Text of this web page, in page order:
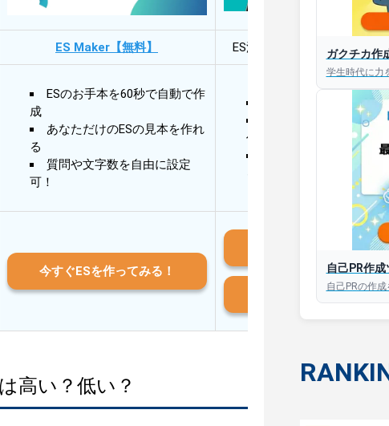
ES Maker【無料】 ES添削・面接対策アプリ【無
ESのお手本を60秒で自動で作
成
あなただけのESの見本を作れ
る
質問や文字数を自由に設定
可！
30秒以内にあなたの
30秒以内にあなただけ
作成
AIと対話して面接練習
今すぐESを作ってみる！
iOS版はこちら
Android版はこちら
高い？低い？
ガクチカ作
学生時代に力
自己PR作
自己PRの作成